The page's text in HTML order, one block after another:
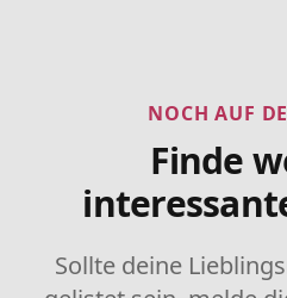
NOCH AUF
Finde
Sollte deine